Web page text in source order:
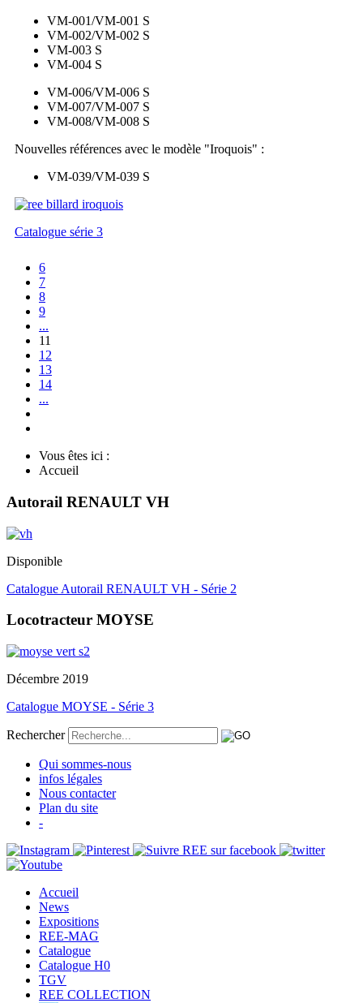
VM-001/VM-001 S
VM-002/VM-002 S
VM-003 S
VM-004 S
VM-006/VM-006 S
VM-007/VM-007 S
VM-008/VM-008 S
Nouvelles références avec le modèle "Iroquois" :
VM-039/VM-039 S
Catalogue série 3
6
7
8
9
...
11
12
13
14
...
Vous êtes ici :
Accueil
Autorail RENAULT VH
Disponible
Catalogue Autorail RENAULT VH - Série 2
Locotracteur MOYSE
Décembre 2019
Catalogue MOYSE - Série 3
Rechercher
Qui sommes-nous
infos légales
Nous contacter
Plan du site
-
Accueil
News
Expositions
REE-MAG
Catalogue
Catalogue H0
TGV
REE COLLECTION